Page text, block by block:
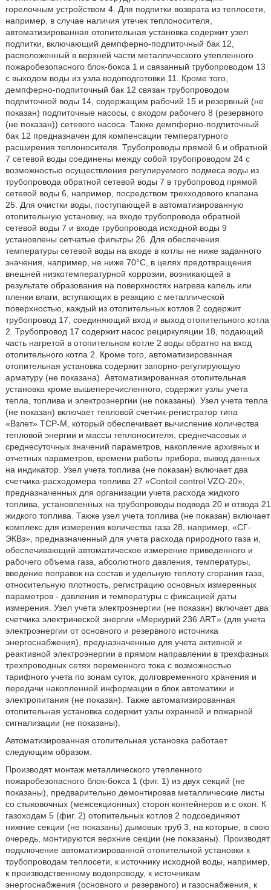
горелочным устройством 4. Для подпитки возврата из теплосети,
например, в случае наличия утечек теплоносителя,
автоматизированная отопительная установка содержит узел
подпитки, включающий демпферно-подпиточный бак 12,
расположенный в верхней части металлического утепленного
пожаробезопасного блок-бокса 1 и связанный трубопроводом 13
с выходом воды из узла водоподготовки 11. Кроме того,
демпферно-подпиточный бак 12 связан трубопроводом
подпиточной воды 14, содержащим рабочий 15 и резервный (не
показан) подпиточные насосы, с входом рабочего 8 (резервного
(не показан)) сетевого насоса. Также демпферно-подпиточный
бак 12 предназначен для компенсации температурного
расширения теплоносителя. Трубопроводы прямой 6 и обратной
7 сетевой воды соединены между собой трубопроводом 24 с
возможностью осуществления регулируемого подмеса воды из
трубопровода обратной сетевой воды 7 в трубопровод прямой
сетевой воды 6, например, посредством трехходового клапана
25. Для очистки воды, поступающей в автоматизированную
отопительную установку, на входе трубопровода обратной
сетевой воды 7 и входе трубопровода исходной воды 9
установлены сетчатые фильтры 26. Для обеспечения
температуры сетевой воды на входе в котлы не ниже заданного
значения, например, не ниже 70°C, в целях предотвращения
внешней низкотемпературной коррозии, возникающей в
результате образования на поверхностях нагрева капель или
пленки влаги, вступающих в реакцию с металлической
поверхностью, каждый из отопительных котлов 2 содержит
трубопровод 17, соединяющий вход и выход отопительного котла
2. Трубопровод 17 содержит насос рециркуляции 18, подающий
часть нагретой в отопительном котле 2 воды обратно на вход
отопительного котла 2. Кроме того, автоматизированная
отопительная установка содержит запорно-регулирующую
арматуру (не показана). Автоматизированная отопительная
установка кроме вышеперечисленного, содержит узлы учета
тепла, топлива и электроэнергии (не показаны). Узел учета тепла
(не показан) включает тепловой счетчик-регистратор типа
«Взлет» TCP-M, который обеспечивает вычисление количества
тепловой энергии и массы теплоносителя, среднечасовых и
среднесуточных значений параметров, накопление архивных и
отчетных параметров, времени работы прибора, вывод данных
на индикатор. Узел учета топлива (не показан) включает два
счетчика-расходомера топлива 27 «Contoil control VZO-20»,
предназначенных для организации учета расхода жидкого
топлива, установленных на трубопроводы подвода 20 и отвода 21
жидкого топлива. Также узел учета топлива (не показан) включает
комплекс для измерения количества газа 28, например, «СГ-
ЭКВз», предназначенный для учета расхода природного газа и,
обеспечивающий автоматическое измерение приведенного и
рабочего объема газа, абсолютного давления, температуры,
введение поправок на состав и удельную теплоту сгорания газа,
относительную плотность, регистрацию основных измеренных
параметров - давления и температуры с фиксацией даты
измерения. Узел учета электроэнергии (не показан) включает два
счетчика электрической энергии «Меркурий 236 ART» (для учета
электроэнергии от основного и резервного источника
энергоснабжения), предназначенные для учета активной и
реактивной электроэнергии в прямом направлении в трехфазных
трехпроводных сетях переменного тока с возможностью
тарифного учета по зонам суток, долговременного хранения и
передачи накопленной информации в блок автоматики и
электропитания (не показан). Также автоматизированная
отопительная установка содержит узлы охранной и пожарной
сигнализации (не показаны).
Автоматизированная отопительная установка работает
следующим образом.
Производят монтаж металлического утепленного
пожаробезопасного блок-бокса 1 (фиг. 1) из двух секций (не
показаны), предварительно демонтировав металлические листы
со стыковочных (межсекционных) сторон контейнеров и с окон. К
газоходам 5 (фиг. 2) отопительных котлов 2 подсоединяют
нижние секции (не показаны) дымовых труб 3, на которые, в свою
очередь, монтируются верхние секции (не показаны). Производят
подключение автоматизированной отопительной установки к
трубопроводам теплосети, к источнику исходной воды, например,
к производственному водопроводу, к источникам
энергоснабжения (основного и резервного) и газоснабжения, к